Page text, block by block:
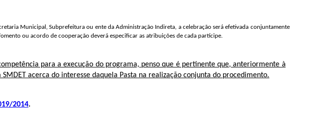
Municipal, Subprefeitura ou ente da Administração Indireta, a celebração será efetivada conjuntamente
ou acordo de cooperação deverá especificar as atribuições de cada partícipe.
para a execução do programa, penso que é pertinente que, anteriormente à
acerca do interesse daquela Pasta na realização conjunta do procedimento.
2014.